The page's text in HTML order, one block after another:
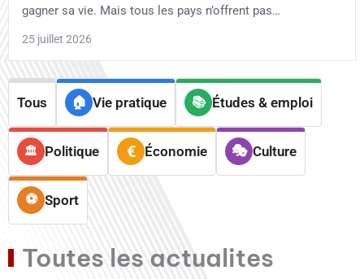
gagner sa vie. Mais tous les pays n’offrent pas…
25 juillet 2026
Tous Vie pratique Études & emploi
Politique Économie Culture
Sport
Toutes les actualites